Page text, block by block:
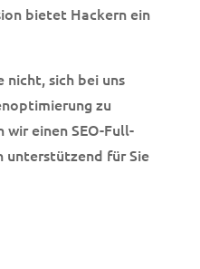
bietet Hackern ein
nicht, sich bei uns
zu
einen SEO-Full-
unterstützend für Sie